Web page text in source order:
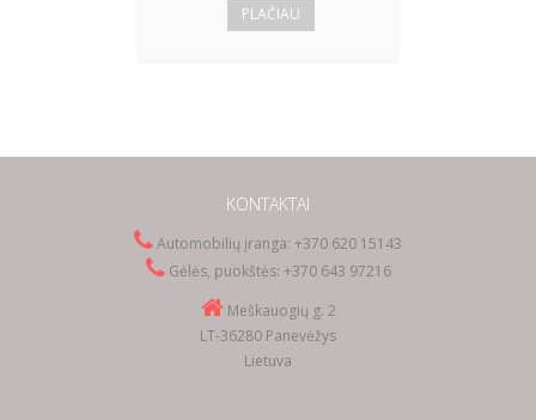
PLAČIAU
KONTAKTAI
Automobilių įranga: +370 620 15143
Gėlės, puokštės: +370 643 97216
Meškauogių g. 2
LT-36280 Panevėžys
Lietuva